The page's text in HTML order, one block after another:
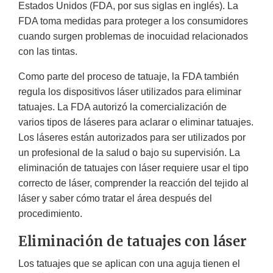
Estados Unidos (FDA, por sus siglas en inglés). La
FDA toma medidas para proteger a los consumidores
cuando surgen problemas de inocuidad relacionados
con las tintas.
Como parte del proceso de tatuaje, la FDA también
regula los dispositivos láser utilizados para eliminar
tatuajes. La FDA autorizó la comercialización de
varios tipos de láseres para aclarar o eliminar tatuajes.
Los láseres están autorizados para ser utilizados por
un profesional de la salud o bajo su supervisión. La
eliminación de tatuajes con láser requiere usar el tipo
correcto de láser, comprender la reacción del tejido al
láser y saber cómo tratar el área después del
procedimiento.
Eliminación de tatuajes con láser
Los tatuajes que se aplican con una aguja tienen el